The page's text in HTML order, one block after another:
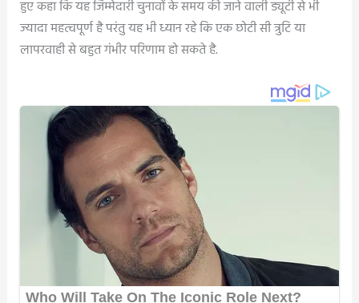
हुए कहा कि यह जिम्मेदारी चुनावों के समय की जाने वाली ड्यूटी से भी
ज्यादा महत्वपूर्ण है परंतु यह भी ध्यान रहे कि एक छोटी सी त्रुटि या
लापरवाही से बहुत गंभीर परिणाम हो सकते है.